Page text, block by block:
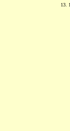
13.